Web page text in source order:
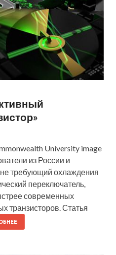
University image
из России и
требующий охлаждения
переключатель,
современных
транзисторов. Статья